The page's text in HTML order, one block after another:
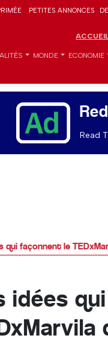
PETITES ANNONCES
MONDE ECONOMIE
Read
qui façonnent le
idées